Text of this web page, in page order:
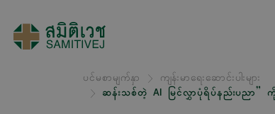
ပင်မစာမျက်နှာ
ကျန်းမာရေးဆောင်းပါးများ
ဆန်းသစ်တဲ့ AI မြင်လွှာပုံရိပ်နည်းပညာ” ကို အ